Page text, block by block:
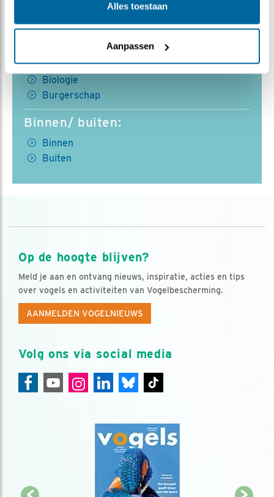
Alles toestaan
Aanpassen
21e-eeuwse vaardigheden:
kritisch denken
Vakken:
Biologie
Burgerschap
Binnen/ buiten:
Binnen
Buiten
Op de hoogte blijven?
Meld je aan en ontvang nieuws, inspiratie, acties en tips
over vogels en activiteiten van Vogelbescherming.
AANMELDEN VOGELNIEUWS
Volg ons via social media